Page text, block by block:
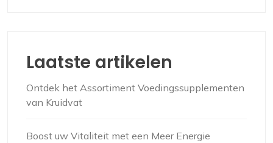
Laatste artikelen
Ontdek het Assortiment Voedingssupplementen
van Kruidvat
Boost uw Vitaliteit met een Meer Energie